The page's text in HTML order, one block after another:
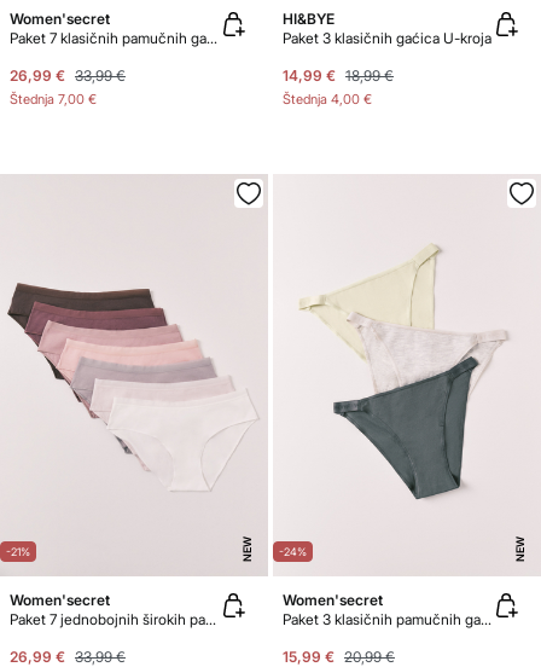
Women'secret
Paket 7 klasičnih pamučnih gaćica s rupičastim uzorkom u raznim bojama
26,99 € 33,99 €
Štednja 7,00 €
HI&BYE
Paket 3 klasičnih gaćica U-kroja
14,99 € 18,99 €
Štednja 4,00 €
-21% NEW
Women'secret
Paket 7 jednobojnih širokih pamučnih gaćica
26,99 € 33,99 €
-24% NEW
Women'secret
Paket 3 klasičnih pamučnih gaćica s logotipom
15,99 € 20,99 €